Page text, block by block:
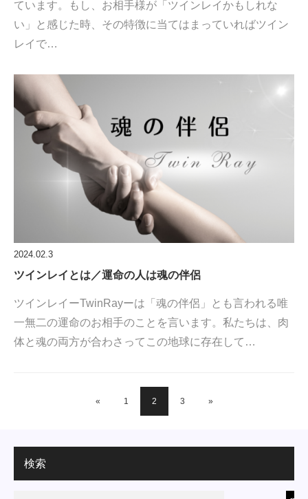
ています。もし、お相手様が「ツインレイかもしれな
い」と感じた時、その特徴に当てはまっていればツイン
レイで…
2024.02.3
ツインレイとは／運命の人は魂の伴侶
⁡ツインレイーTwinRayー⁡は「魂の伴侶」とも言われる唯
一無二の運命のお相手のことを言います。私たちは、肉
体と魂の両方が合わさってこの地球に存在して…
« 1 2 3 »
検索